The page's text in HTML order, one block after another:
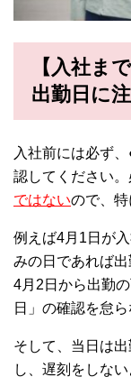
【入社ま
出勤日に注
入社前には必ず
認してください。
ではないので、特
例えば4月1日が
みの日であれば
4月2日から出勤
日」の確認を怠
そして、当日は
し、遅刻をしな